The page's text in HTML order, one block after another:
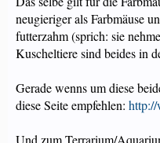
neugieriger als Farbmäuse
futterzahm (sprich: sie
Kuscheltiere sind beides in
Gerade wenns um diese
diese Seite empfehlen: http://
Und zum Terrarium/